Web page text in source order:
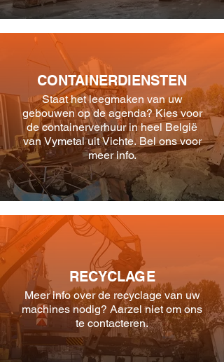
CONTAINERDIENSTEN
Staat het leegmaken van uw
gebouwen op de agenda? Kies voor
de containerverhuur in heel België
van Vymetal uit Vichte. Bel ons voor
meer info.
RECYCLAGE
Meer info over de recyclage van uw
machines nodig? Aarzel niet om ons
te contacteren.